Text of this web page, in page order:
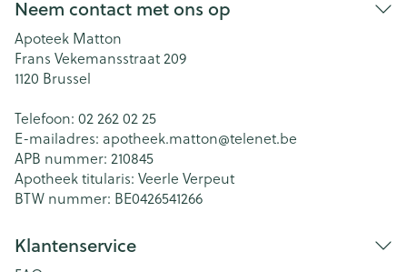
Neem contact met ons op
Apoteek Matton
Frans Vekemansstraat 209
1120 Brussel
Telefoon: 02 262 02 25
E-mailadres: apotheek.matton@telenet.be
APB nummer: 210845
Apotheek titularis: Veerle Verpeut
BTW nummer: BE0426541266
Klantenservice